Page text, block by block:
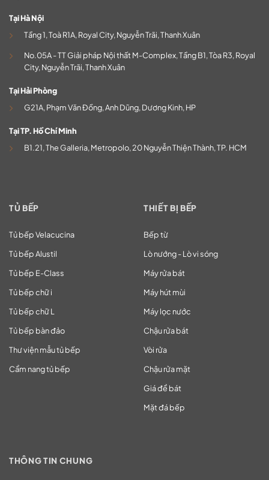
Tại Hà Nội
Tầng 1, Toà R1A, Royal City, Nguyễn Trãi, Thanh Xuân
No.05A - TT Giải pháp Nội thất M-Complex, Tầng B1, Tòa R3, Royal
City, Nguyễn Trãi, Thanh Xuân
Tại Hải Phòng
G21A, Phạm Văn Đồng, Anh Dũng, Dương Kinh, HP
Tại TP. Hồ Chí Minh
B1.21, The Galleria, Metropolo, 20 Nguyễn Thiện Thành, TP. HCM
TỦ BẾP
Tủ bếp Velacucina
Tủ bếp Alustil
Tủ bếp E-Class
Tủ bếp chữ i
Tủ bếp chữ L
Tủ bếp bàn đảo
Thư viện mẫu tủ bếp
Cẩm nang tủ bếp
THIẾT BỊ BẾP
Bếp từ
Lò nướng - Lò vi sóng
Máy rửa bát
Máy hút mùi
Máy lọc nước
Chậu rửa bát
Vòi rửa
Chậu rửa mặt
Giá để bát
Mặt đá bếp
THÔNG TIN CHUNG